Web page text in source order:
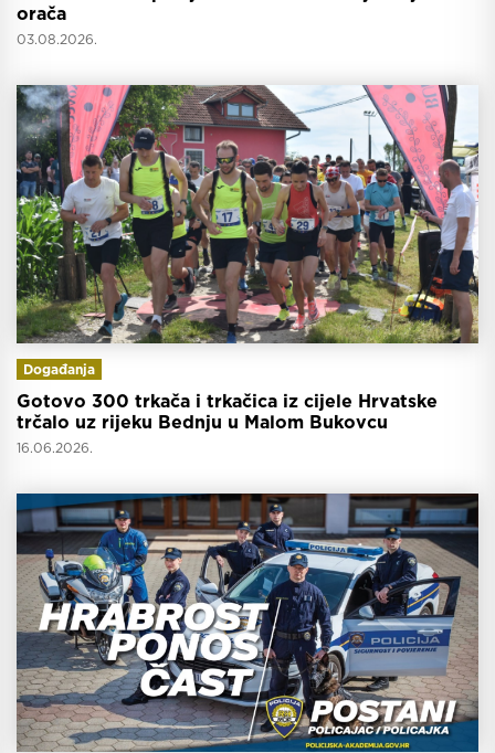
orača
03.08.2026.
Događanja
Gotovo 300 trkača i trkačica iz cijele Hrvatske
trčalo uz rijeku Bednju u Malom Bukovcu
16.06.2026.